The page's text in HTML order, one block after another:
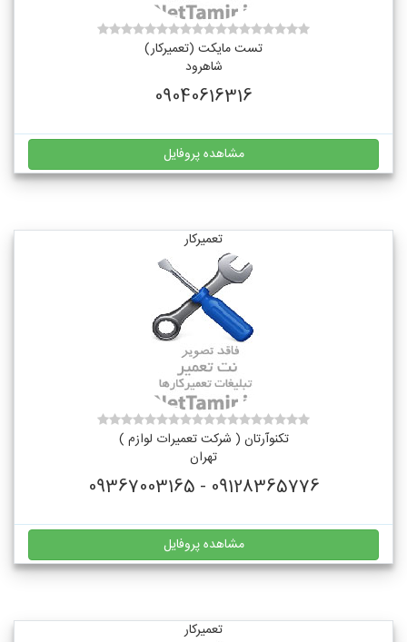
تست مایکت (تعمیرکار)
شاهرود
09040616316
مشاهده پروفایل
تعمیرکار
تکنوآرتان ( شرکت تعمیرات لوازم )
تهران
09128365776 - 09367003165
مشاهده پروفایل
تعمیرکار